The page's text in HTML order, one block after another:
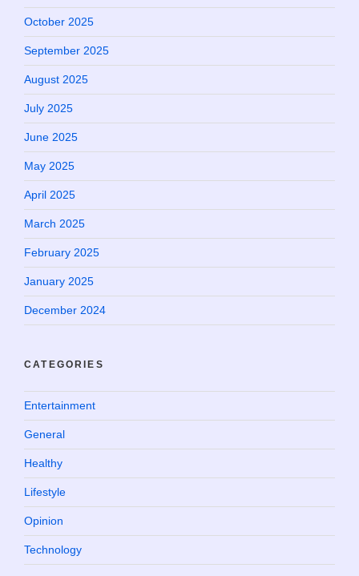
October 2025
September 2025
August 2025
July 2025
June 2025
May 2025
April 2025
March 2025
February 2025
January 2025
December 2024
CATEGORIES
Entertainment
General
Healthy
Lifestyle
Opinion
Technology